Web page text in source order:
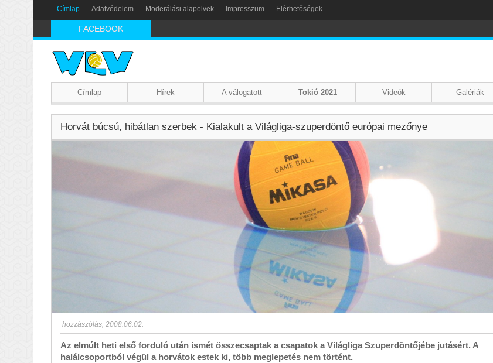
Címlap Adatvédelem Moderálási alapelvek Impresszum Elérhetőségek
FACEBOOK
Címlap Hírek A válogatott Tokió 2021 Videók Galériák
Horvát búcsú, hibátlan szerbek - Kialakult a Világliga-szuperdöntő európai mezőnye
hozzászólás, 2008.06.02.
Az elmúlt heti első forduló után ismét összecsaptak a csapatok a Világliga Szuperdöntőjébe jutásért. A
halálcsoportból végül a horvátok estek ki, több meglepetés nem történt.